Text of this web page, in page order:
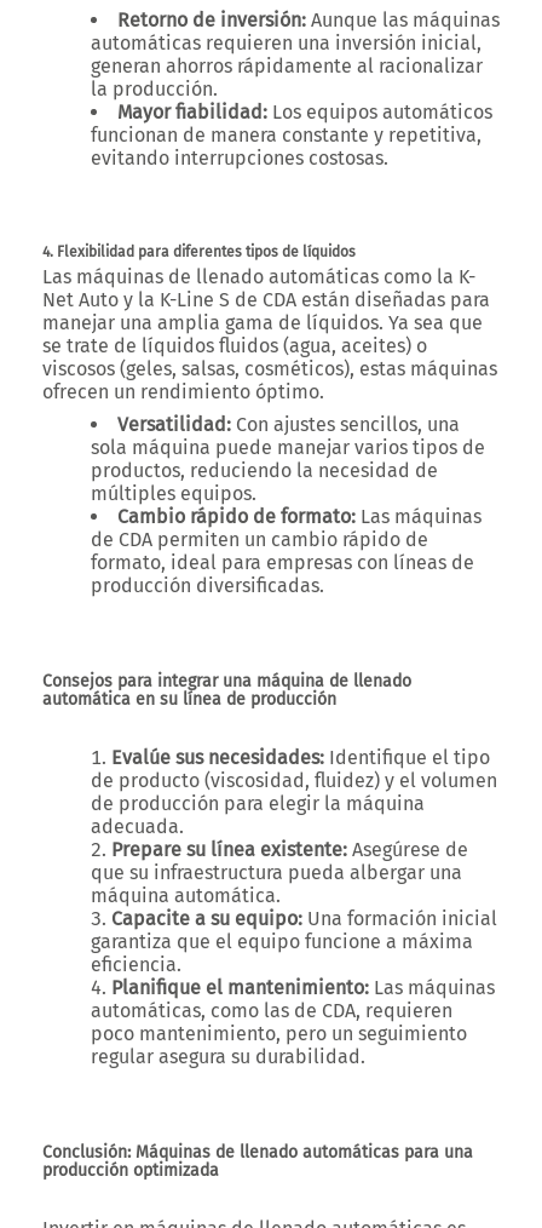
Retorno de inversión: Aunque las máquinas
automáticas requieren una inversión inicial,
generan ahorros rápidamente al racionalizar
la producción.
Mayor fiabilidad: Los equipos automáticos
funcionan de manera constante y repetitiva,
evitando interrupciones costosas.
4. Flexibilidad para diferentes tipos de líquidos
Las máquinas de llenado automáticas como la K-
Net Auto y la K-Line S de CDA están diseñadas para
manejar una amplia gama de líquidos. Ya sea que
se trate de líquidos fluidos (agua, aceites) o
viscosos (geles, salsas, cosméticos), estas máquinas
ofrecen un rendimiento óptimo.
Versatilidad: Con ajustes sencillos, una
sola máquina puede manejar varios tipos de
productos, reduciendo la necesidad de
múltiples equipos.
Cambio rápido de formato: Las máquinas
de CDA permiten un cambio rápido de
formato, ideal para empresas con líneas de
producción diversificadas.
Consejos para integrar una máquina de llenado
automática en su línea de producción
Evalúe sus necesidades: Identifique el tipo
de producto (viscosidad, fluidez) y el volumen
de producción para elegir la máquina
adecuada.
Prepare su línea existente: Asegúrese de
que su infraestructura pueda albergar una
máquina automática.
Capacite a su equipo: Una formación inicial
garantiza que el equipo funcione a máxima
eficiencia.
Planifique el mantenimiento: Las máquinas
automáticas, como las de CDA, requieren
poco mantenimiento, pero un seguimiento
regular asegura su durabilidad.
Conclusión: Máquinas de llenado automáticas para una
producción optimizada